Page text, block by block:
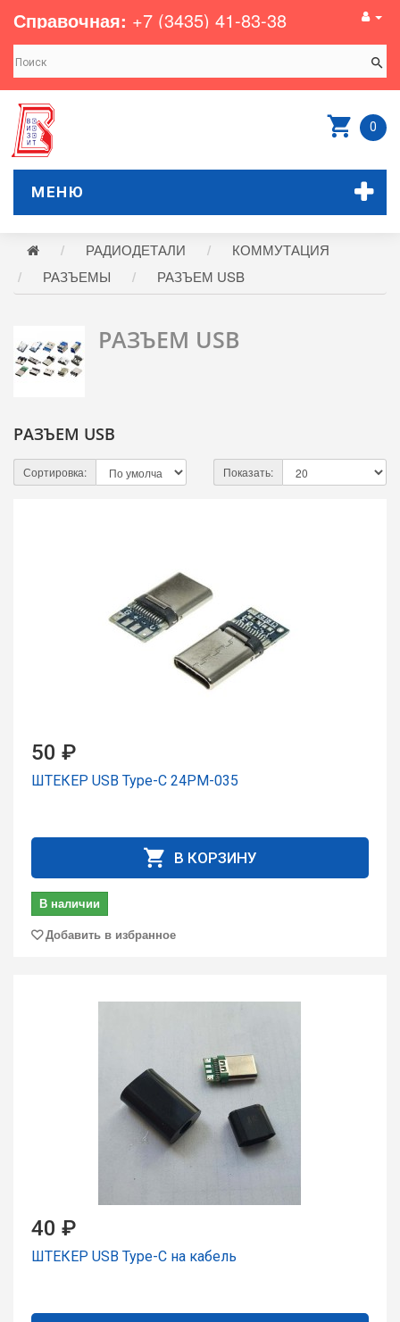
Справочная: +7 (3435) 41-83-38
0
МЕНЮ
РАДИОДЕТАЛИ
КОММУТАЦИЯ
РАЗЪЕМЫ
РАЗЪЕМ USB
РАЗЪЕМ USB
РАЗЪЕМ USB
Сортировка: Показать:
50 ₽
ШТЕКЕР USB Type-C 24PM-035
В КОРЗИНУ
В наличии
Добавить в избранное
40 ₽
ШТЕКЕР USB Type-C на кабель